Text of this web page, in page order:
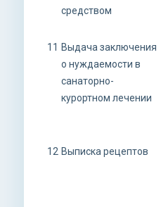
средством
11 Выдача заключения
о нуждаемости в
санаторно-
курортном лечении
12 Выписка рецептов